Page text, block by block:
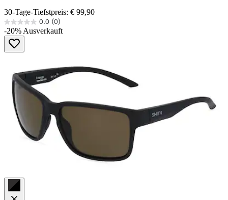
30-Tage-Tiefstpreis: € 99,90
0.0 (0)
0.0
von
Sternen.
-20%Ausverkauft